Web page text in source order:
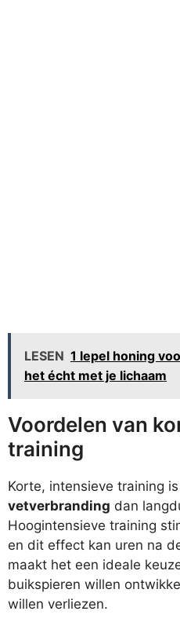
LESEN 1 lepel honing
het écht met je lichaam
Voordelen van
training
Korte, intensieve training
vetverbranding dan
Hoogintensieve training
en dit effect kan uren na
maakt het een ideale
buikspieren willen
willen verliezen.